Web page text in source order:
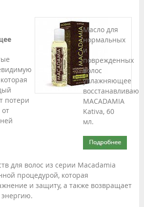
потери
Масло для
нормальных
и
поврежденных
волос
увлажняющее
MACADAMIA
Kativa, 60
мл.
для волос из серии Macadamia
процедурой, которая
и защиту, а также возвращает